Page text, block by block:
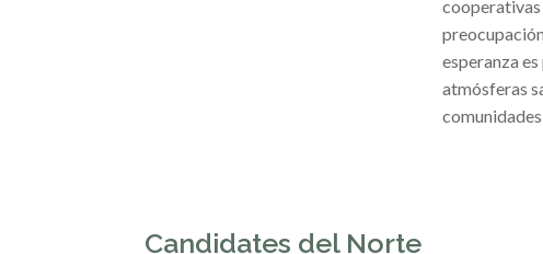
cooperativas
esperanza
atmósferas
Candidates del Norte